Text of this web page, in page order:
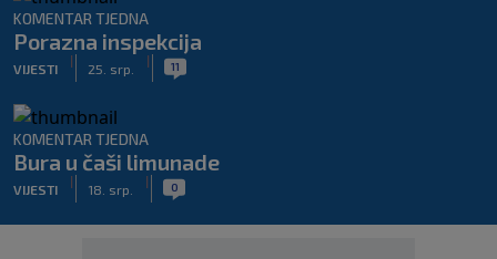
KOMENTAR TJEDNA
Porazna inspekcija
VIJESTI
|
25. srp.
| 11
KOMENTAR TJEDNA
Bura u čaši limunade
VIJESTI
|
18. srp.
| 0